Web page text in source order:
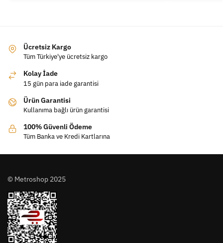
Ücretsiz Kargo
Tüm Türkiye'ye ücretsiz kargo
Kolay İade
15 gün para iade garantisi
Ürün Garantisi
Kullanıma bağlı ürün garantisi
100% Güvenli Ödeme
Tüm Banka ve Kredi Kartlarına
© Metroshop 2025